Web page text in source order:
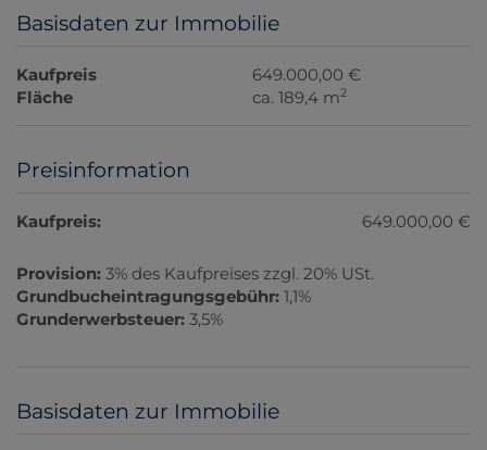
Basisdaten zur Immobilie
Kaufpreis
649.000,00 €
Fläche
ca. 189,4 m2
Preisinformation
Kaufpreis: 649.000,00 €
Provision: 3% des Kaufpreises zzgl. 20% USt.
Grundbucheintragungsgebühr: 1,1%
Grunderwerbsteuer: 3,5%
Basisdaten zur Immobilie